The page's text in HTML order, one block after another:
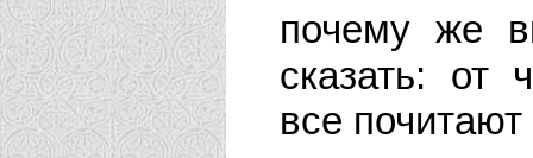
почему же
сказать: от
все